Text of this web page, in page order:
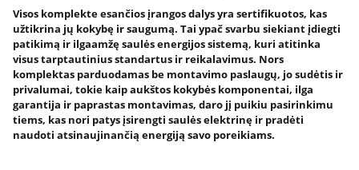
Visos komplekte esančios įrangos dalys yra sertifikuotos, kas
užtikrina jų kokybę ir saugumą. Tai ypač svarbu siekiant įdiegti
patikimą ir ilgaamžę saulės energijos sistemą, kuri atitinka
visus tarptautinius standartus ir reikalavimus. Nors
komplektas parduodamas be montavimo paslaugų, jo sudėtis ir
privalumai, tokie kaip aukštos kokybės komponentai, ilga
garantija ir paprastas montavimas, daro jį puikiu pasirinkimu
tiems, kas nori patys įsirengti saulės elektrinę ir pradėti
naudoti atsinaujinančią energiją savo poreikiams.